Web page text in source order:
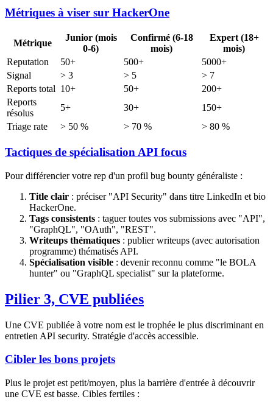
Métriques à viser sur HackerOne
Métrique
Junior (mois
0-6)
Confirmé (6-18
mois)
Expert (18+
mois)
Reputation
50+ 500+
5000+
Signal
> 3 > 5
> 7
Reports total 10+ 50+
200+
Reports
résolus
5+ 30+
150+
Triage rate
> 50 % > 70 % > 80 %
Tactiques de spécialisation API focus
Pour différencier votre rep d'un profil bug bounty généraliste :
Title clair : préciser "API Security" dans titre LinkedIn et bio
HackerOne.
Tags consistents : taguer toutes vos submissions avec "API",
"GraphQL", "OAuth", "REST".
Writeups thématiques : publier writeups (avec autorisation
programme) thématisés API.
Spécialisation visible : devenir reconnu comme "le BOLA
hunter" ou "GraphQL specialist" sur la plateforme.
Pilier 3, CVE publiées
Une CVE publiée à votre nom est le trophée le plus discriminant en
entretien API security. Stratégie d'accès accessible.
Cibler les bons projets
Plus le projet est petit/moyen, plus la barrière d'entrée à découvrir
une CVE est basse. Cibles fertiles :